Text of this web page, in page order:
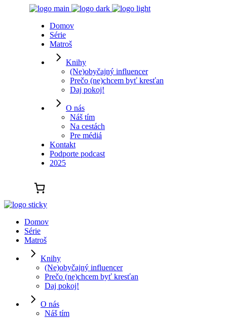
Domov
Série
Matroš
Knihy
(Ne)obyčajný influencer
Prečo (ne)chcem byť kresťan
Daj pokoj!
O nás
Náš tím
Na cestách
Pre médiá
Kontakt
Podporte podcast
2025
Domov
Série
Matroš
Knihy
(Ne)obyčajný influencer
Prečo (ne)chcem byť kresťan
Daj pokoj!
O nás
Náš tím